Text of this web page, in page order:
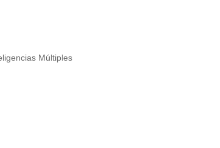
Múltiples